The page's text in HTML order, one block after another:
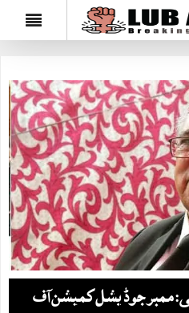
ممبر جوڈیشل کمیشن آف